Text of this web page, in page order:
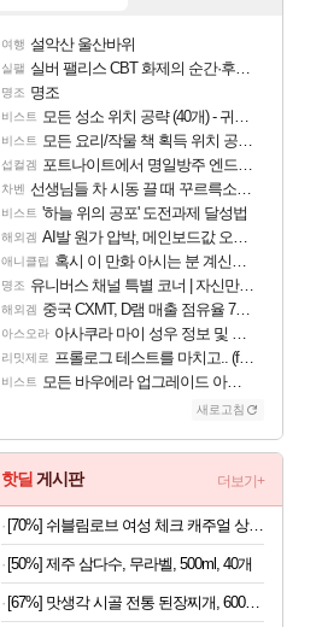
여행 설악산 울산바위
실팰 실버 팰리스 CBT 화제의 순간·후기 모음
명조 명조
비스트 모든 성소 위치 공략 (40개) - 귀환한 영혼 도전과제
비스트 모든 요리/작물 책 획득 위치 공략 (36개) - 미식가 도전과제
섭컬겜 포트나이트에서 명일방주 엔드필드 [펠리카] 판매 예정
차벤 선생님들 차 시동 끌 때 꾸르륵소리나는데
비스트 '하늘 위의 공포' 도전과제 달성법
해외겜 AI발 원가 압박, 메인보드값 오르나
애니클립 혹시 이 만화 아시는 분 계신가요
명조 유니버스 채널 특별 코너 | 자신만의 스타일
해외겜 중국 CXMT, D램 매출 점유율 7%…글로벌 4위로 부상
아스오라 아사쿠라 마이 성우 정보 및 주요 필모
리밋제로 프롤로그 테스트를 마치고.. (feat. 리아)
비스트 모든 바우에라 업그레이드 아이템 획득 위치 공략 (89개)
새로고침
핫딜 게시판 더보기+
[70%] 쉬블림로브 여성 체크 캐주얼 상하의 세트 안드리 GW1780, FREE, 1세트
[50%] 제주 삼다수, 무라벨, 500ml, 40개
[67%] 맛생각 시골 전통 된장찌개, 600g, 5개